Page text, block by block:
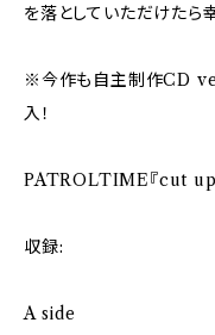
を落としていただけたら
※今作も自主制作CD
入！
PATROLTIME『cut
収録:
A side